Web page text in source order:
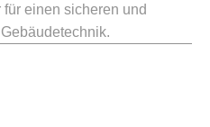
einen sicheren und